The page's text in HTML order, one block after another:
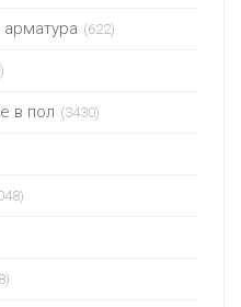
(622)
в пол (3430)